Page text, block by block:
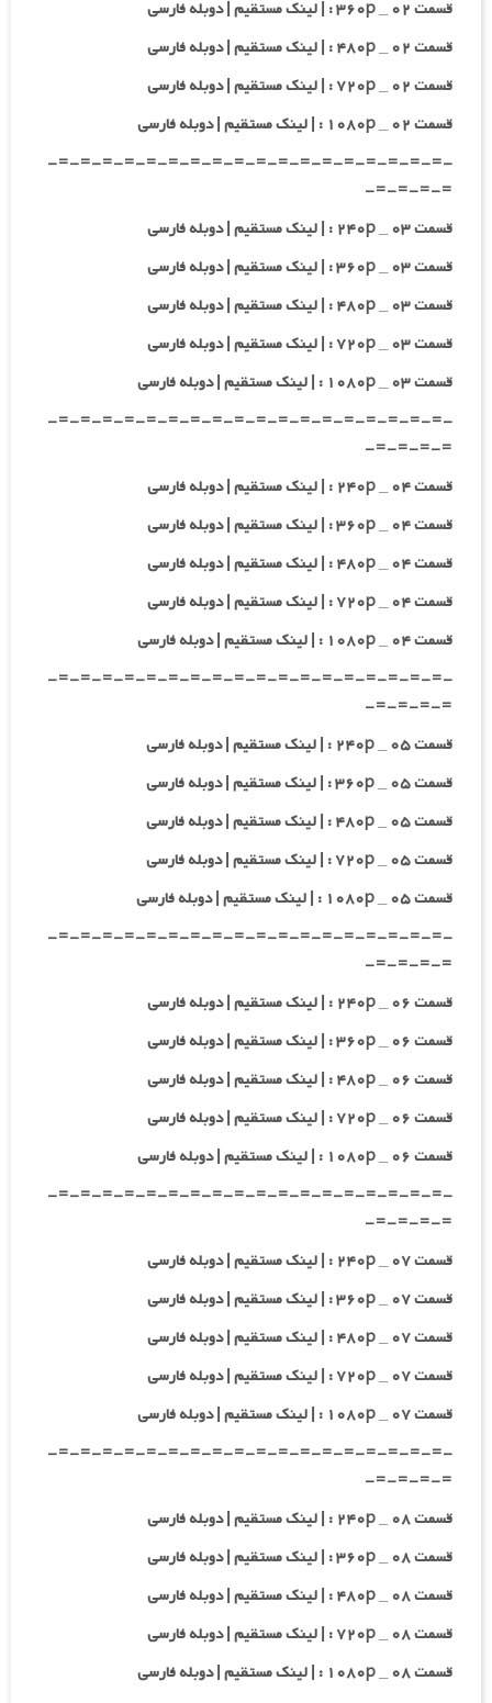
قسمت ۰۲ _ ۳۶۰p : | لینک مستقیم | دوبله فارسی
قسمت ۰۲ _ ۴۸۰p : | لینک مستقیم | دوبله فارسی
قسمت ۰۲ _ ۷۲۰p : | لینک مستقیم | دوبله فارسی
قسمت ۰۲ _ ۱۰۸۰p : | لینک مستقیم | دوبله فارسی
-=-=-=-=-=-=-=-=-=-=-=-=-=-=-=-=-=-=-
=-=-=-=-
قسمت ۰۳ _ ۲۴۰p : | لینک مستقیم | دوبله فارسی
قسمت ۰۳ _ ۳۶۰p : | لینک مستقیم | دوبله فارسی
قسمت ۰۳ _ ۴۸۰p : | لینک مستقیم | دوبله فارسی
قسمت ۰۳ _ ۷۲۰p : | لینک مستقیم | دوبله فارسی
قسمت ۰۳ _ ۱۰۸۰p : | لینک مستقیم | دوبله فارسی
-=-=-=-=-=-=-=-=-=-=-=-=-=-=-=-=-=-=-
=-=-=-=-
قسمت ۰۴ _ ۲۴۰p : | لینک مستقیم | دوبله فارسی
قسمت ۰۴ _ ۳۶۰p : | لینک مستقیم | دوبله فارسی
قسمت ۰۴ _ ۴۸۰p : | لینک مستقیم | دوبله فارسی
قسمت ۰۴ _ ۷۲۰p : | لینک مستقیم | دوبله فارسی
قسمت ۰۴ _ ۱۰۸۰p : | لینک مستقیم | دوبله فارسی
-=-=-=-=-=-=-=-=-=-=-=-=-=-=-=-=-=-=-
=-=-=-=-
قسمت ۰۵ _ ۲۴۰p : | لینک مستقیم | دوبله فارسی
قسمت ۰۵ _ ۳۶۰p : | لینک مستقیم | دوبله فارسی
قسمت ۰۵ _ ۴۸۰p : | لینک مستقیم | دوبله فارسی
قسمت ۰۵ _ ۷۲۰p : | لینک مستقیم | دوبله فارسی
قسمت ۰۵ _ ۱۰۸۰p : | لینک مستقیم | دوبله فارسی
-=-=-=-=-=-=-=-=-=-=-=-=-=-=-=-=-=-=-
=-=-=-=-
قسمت ۰۶ _ ۲۴۰p : | لینک مستقیم | دوبله فارسی
قسمت ۰۶ _ ۳۶۰p : | لینک مستقیم | دوبله فارسی
قسمت ۰۶ _ ۴۸۰p : | لینک مستقیم | دوبله فارسی
قسمت ۰۶ _ ۷۲۰p : | لینک مستقیم | دوبله فارسی
قسمت ۰۶ _ ۱۰۸۰p : | لینک مستقیم | دوبله فارسی
-=-=-=-=-=-=-=-=-=-=-=-=-=-=-=-=-=-=-
=-=-=-=-
قسمت ۰۷ _ ۲۴۰p : | لینک مستقیم | دوبله فارسی
قسمت ۰۷ _ ۳۶۰p : | لینک مستقیم | دوبله فارسی
قسمت ۰۷ _ ۴۸۰p : | لینک مستقیم | دوبله فارسی
قسمت ۰۷ _ ۷۲۰p : | لینک مستقیم | دوبله فارسی
قسمت ۰۷ _ ۱۰۸۰p : | لینک مستقیم | دوبله فارسی
-=-=-=-=-=-=-=-=-=-=-=-=-=-=-=-=-=-=-
=-=-=-=-
قسمت ۰۸ _ ۲۴۰p : | لینک مستقیم | دوبله فارسی
قسمت ۰۸ _ ۳۶۰p : | لینک مستقیم | دوبله فارسی
قسمت ۰۸ _ ۴۸۰p : | لینک مستقیم | دوبله فارسی
قسمت ۰۸ _ ۷۲۰p : | لینک مستقیم | دوبله فارسی
قسمت ۰۸ _ ۱۰۸۰p : | لینک مستقیم | دوبله فارسی